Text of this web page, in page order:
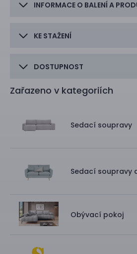
INFORMACE O BALENÍ A
KE STAŽENÍ
DOSTUPNOST
Zařazeno v kategoriích
Sedací soupravy
Sedací soupravy
Obývací pokoj